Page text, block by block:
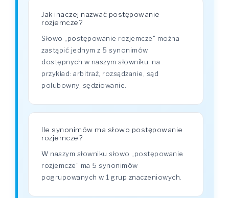
Jak inaczej nazwać postępowanie
rozjemcze?
Słowo „postępowanie rozjemcze" można
zastąpić jednym z 5 synonimów
dostępnych w naszym słowniku, na
przykład: arbitraż, rozsądzanie, sąd
polubowny, sędziowanie.
Ile synonimów ma słowo postępowanie
rozjemcze?
W naszym słowniku słowo „postępowanie
rozjemcze" ma 5 synonimów
pogrupowanych w 1 grup znaczeniowych.